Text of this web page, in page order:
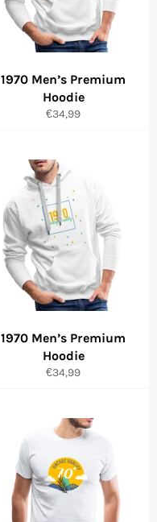
1970 Men’s Premium
Hoodie
Normaler
€34,99
1970 Men’s Premium
Hoodie
Normaler
€34,99